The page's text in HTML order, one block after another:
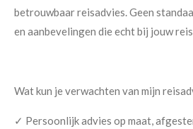
betrouwbaar reisadvies. Geen
en aanbevelingen die echt bij jouw
Wat kun je verwachten van mijn
✓ Persoonlijk advies op maat,